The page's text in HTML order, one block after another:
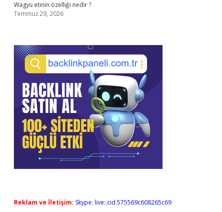
Wagyu etinin özelliği nedir ?
Temmuz 29, 2026
Reklam ve İletişim: Skype: live:.cid.575569c608265c69